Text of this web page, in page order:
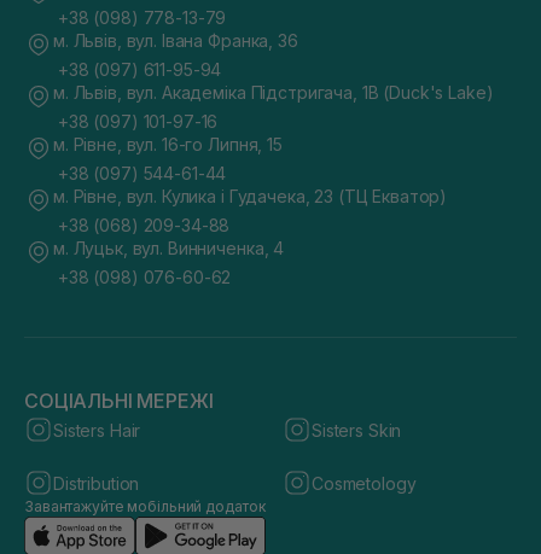
+38 (098) 778-13-79
м. Львів, вул. Івана Франка, 36
+38 (097) 611-95-94
м. Львів, вул. Академіка Підстригача, 1В (Duck's Lake)
+38 (097) 101-97-16
м. Рівне, вул. 16-го Липня, 15
+38 (097) 544-61-44
м. Рівне, вул. Кулика і Гудачека, 23 (ТЦ Екватор)
+38 (068) 209-34-88
м. Луцьк, вул. Винниченка, 4
+38 (098) 076-60-62
СОЦІАЛЬНІ МЕРЕЖІ
Sisters Hair Sisters Skin
Distribution Cosmetology
Завантажуйте мобільний додаток